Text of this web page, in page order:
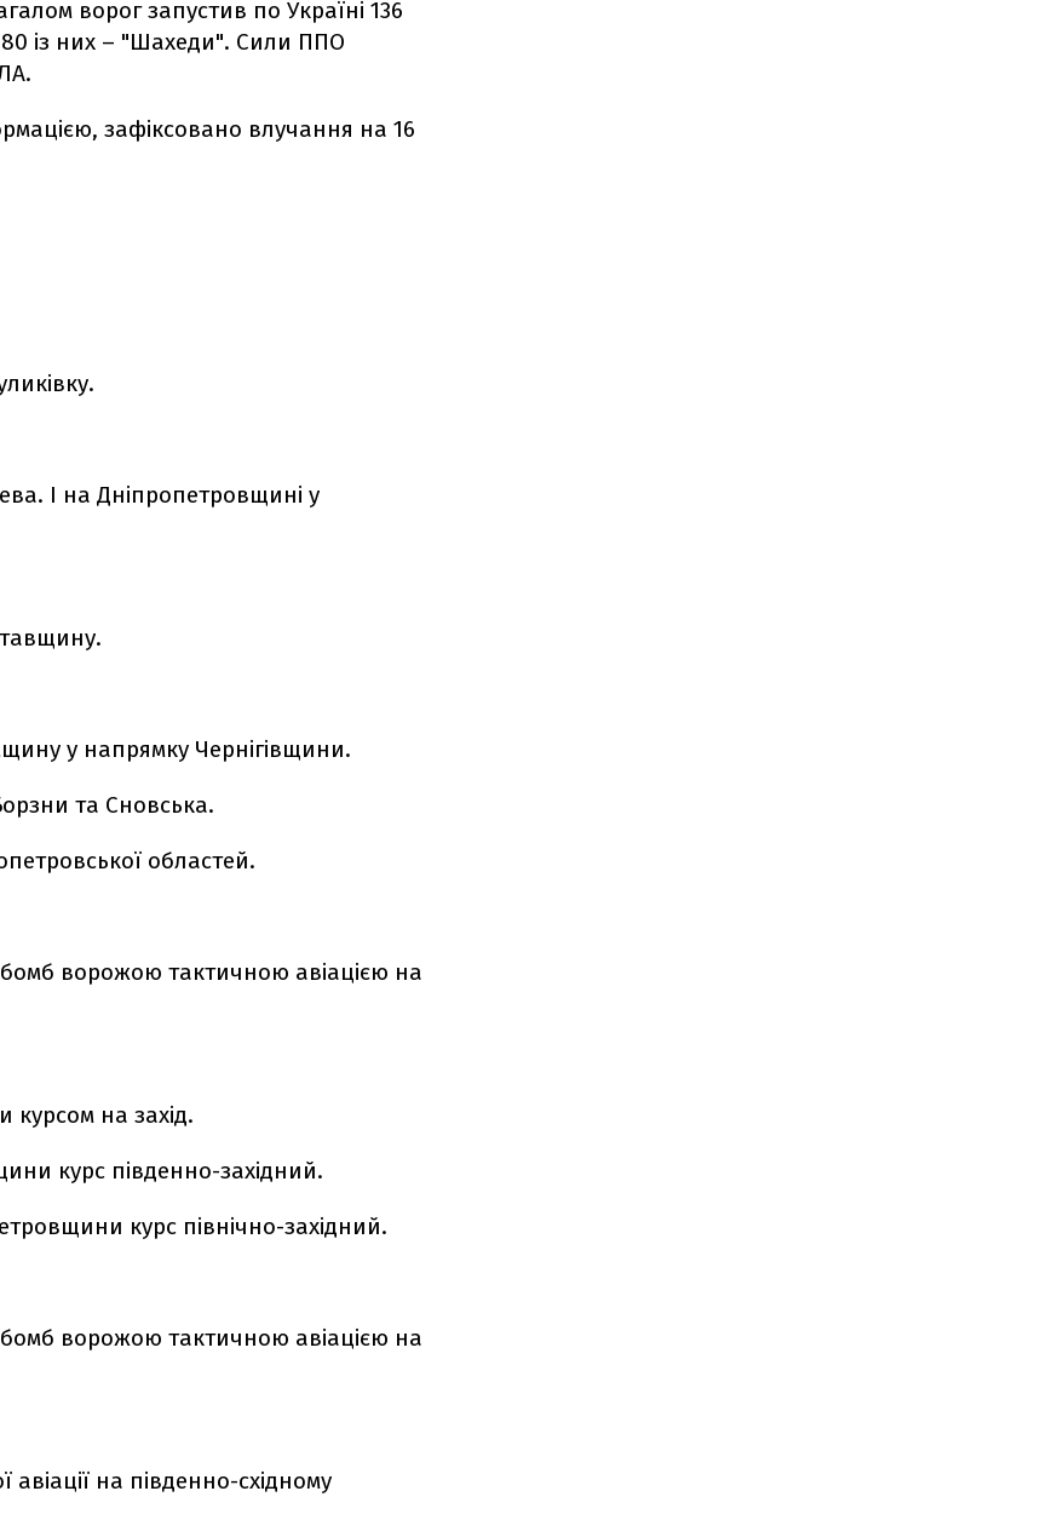
ворог запустив по Україні 136
80 із них – "Шахеди". Сили ППО
зафіксовано влучання на 16
І на Дніпропетровщині у
у напрямку Чернігівщини.
та Сновська.
областей.
ворожою тактичною авіацією на
курсом на захід.
курс південно-західний.
курс північно-західний.
ворожою тактичною авіацією на
на південно-східному